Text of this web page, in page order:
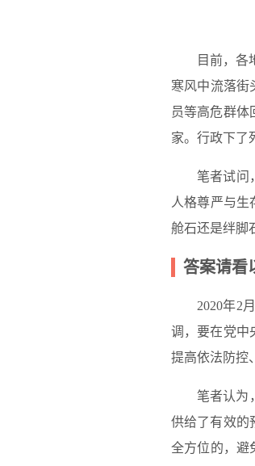
目前，各
寒风中流落街
员等高危群体
家。行政下了
笔者试问
人格尊严与生
舱石还是绊脚
答案请看
2020年2
调，要在党中
提高依法防控
笔者认为
供给了有效的
全方位的，避